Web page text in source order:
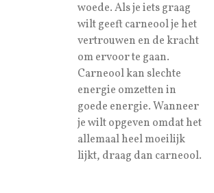
woede. Als je iets graag
wilt geeft carneool je het
vertrouwen en de kracht
om ervoor te gaan.
Carneool kan slechte
energie omzetten in
goede energie. Wanneer
je wilt opgeven omdat het
allemaal heel moeilijk
lijkt, draag dan carneool.